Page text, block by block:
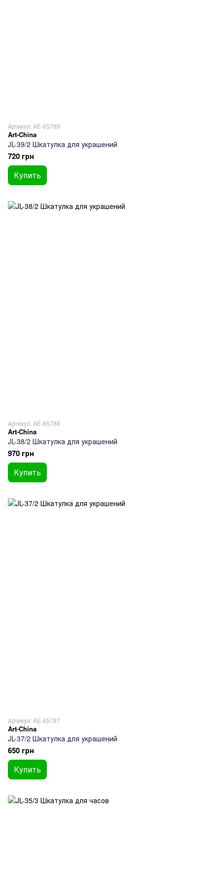
Артикул: AE-65789
Art-China
JL-39/2 Шкатулка для украшений
720 грн
Купить
Артикул: AE-65788
Art-China
JL-38/2 Шкатулка для украшений
970 грн
Купить
Артикул: AE-65787
Art-China
JL-37/2 Шкатулка для украшений
650 грн
Купить